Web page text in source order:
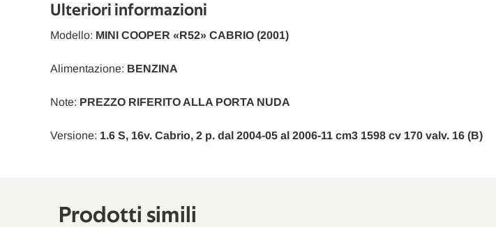
Ulteriori informazioni
Modello: MINI COOPER «R52» CABRIO (2001)
Versione: 1.6 S, 16v. Cabrio, 2 p. dal 2004-05 al 2006-11 cm3 1598 cv 170 valv. 16 (B)
Alimentazione: BENZINA
Note: PREZZO RIFERITO ALLA PORTA NUDA
Prodotti simili